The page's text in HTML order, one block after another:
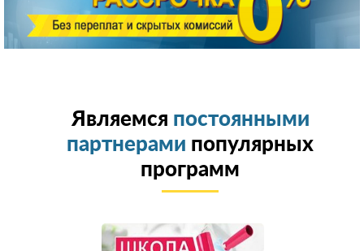
Являемся постоянными
партнерами популярных
программ